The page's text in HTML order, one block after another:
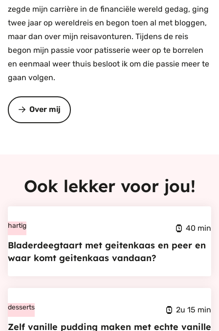
zegde mijn carrière in de financiële wereld gedag, ging
twee jaar op wereldreis en begon toen al met bloggen,
maar dan over mijn reisavonturen. Tijdens de reis
begon mijn passie voor patisserie weer op te borrelen
en eenmaal weer thuis besloot ik om die passie meer te
gaan volgen.
Over mij
Ook lekker voor jou!
Bladerdeegtaart
met
geitenkaas
waar
komt
hartig 40 min
Bladerdeegtaart met geitenkaas en peer en
waar komt geitenkaas vandaan?
Zelf
vanille
desserts 2u 15 min
Zelf vanille pudding maken met echte vanille